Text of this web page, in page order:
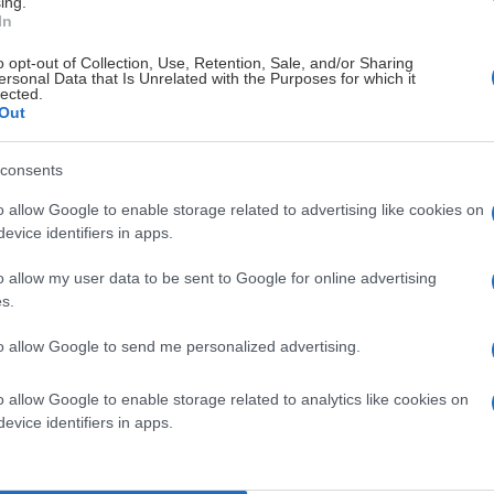
opt-out of Collection, Use, Retention, Sale, and/or Sharing
Data that Is Unrelated with the Purposes for which it
allow Google to enable storage related to advertising like cookies on
identifiers in apps.
allow my user data to be sent to Google for online advertising
allow Google to send me personalized advertising.
allow Google to enable storage related to analytics like cookies on
identifiers in apps.
den 17 oktober.
andra i våra liv och vi på SHL.se försöker underlätta för
din kalender på ett enkelt och smidigt sätt.
statistik från matcherna med mera.